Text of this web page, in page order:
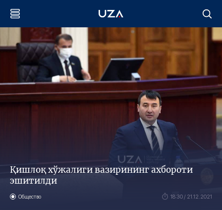
Қишлоқ хўжалиги вазирининг ахбороти
эшитилди
Общество 18:30 / 21.12.2021